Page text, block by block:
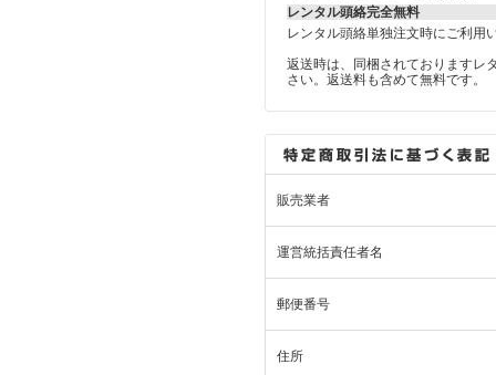
レンタル頭絡完全無料
レンタル頭絡単独注文時にご利用
返送時は、同梱されておりますレ
さい。返送料も含めて無料です。
販売業者
運営統括責任者名
郵便番号
住所